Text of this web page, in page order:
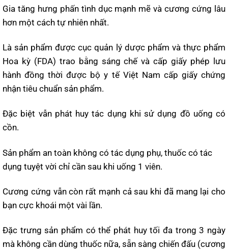
Gia tăng hưng phấn tình dục mạnh mẽ và cương cứng lâu
hơn một cách tự nhiên nhất.
Là sản phẩm được cục quản lý dược phẩm và thực phẩm
Hoa kỳ (FDA) trao bằng sáng chế và cấp giấy phép lưu
hành đồng thời được bộ y tế Việt Nam cấp giấy chứng
nhận tiêu chuẩn sản phẩm.
Đặc biệt vẫn phát huy tác dụng khi sử dụng đồ uống có
cồn.
Sản phẩm an toàn không có tác dụng phụ, thuốc có tác
dụng tuyệt vời chỉ cần sau khi uống 1 viên.
Cương cứng vẫn còn rất mạnh cả sau khi đã mang lại cho
bạn cực khoái một vài lần.
Đặc trưng sản phẩm có thể phát huy tối đa trong 3 ngày
mà không cần dùng thuốc nữa, sẵn sàng chiến đấu (cương